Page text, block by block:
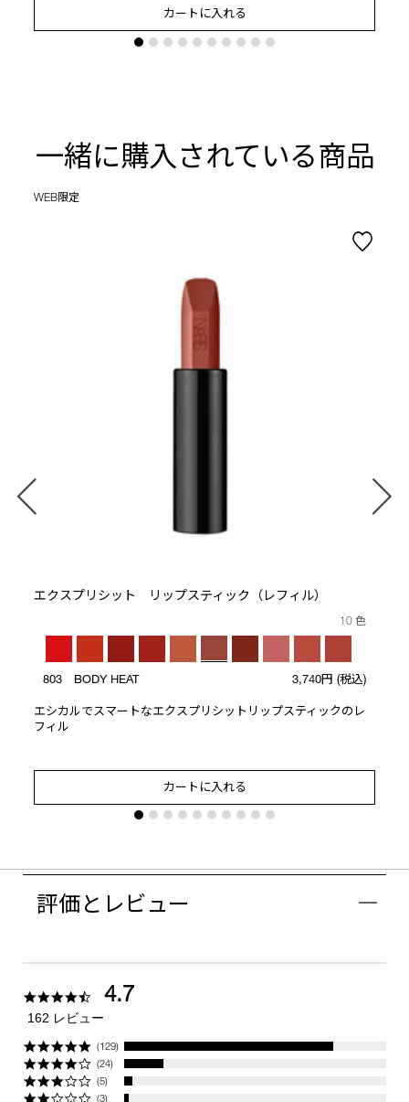
カートに入れる
一緒に購入されている商品
WEB限定
エクスプリシット リップスティック（レフィル）
10 色
803 BODY HEAT 3,740円 (税込)
エシカルでスマートなエクスプリシットリップスティックのレ
フィル
カートに入れる
評価とレビュー
4.74.7
162 レビュー
(129)
(24)
(5)
(3)